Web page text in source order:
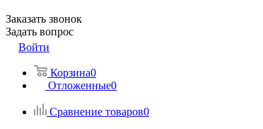
Заказать звонок
Задать вопрос
Войти
Корзина0
Отложенные0
Сравнение товаров0